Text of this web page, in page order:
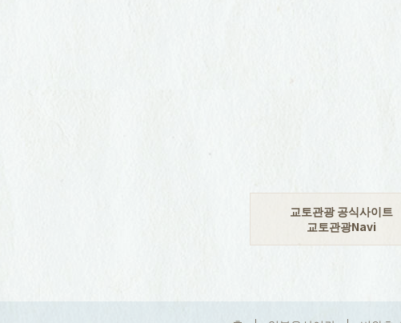
교토관광 공식사이트
교토관광Navi